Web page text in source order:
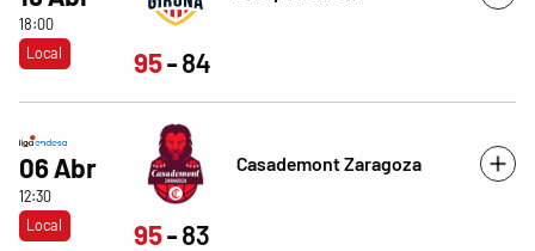
18:00
Local
95 84
06 Abr
12:30
Local
Casademont Zaragoza
95 83